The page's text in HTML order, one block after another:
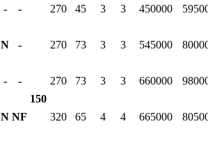
150
- - 270 45 3 3 450000
N - 270 73 3 3 545000
- - 270 73 3 3 660000
N NF 320 65 4 4 665000